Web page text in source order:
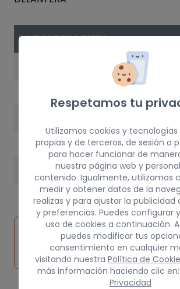
DATOS DE LA PIEZA
2002
15 kg
Inspeccionar
vehículo de
origen
Solicitar
pieza
Respetamos tu
Utilizamos cookies y tecnologías
propias y de terceros, de sesión o
para hacer funcionar de
nuestra página web y
contenido. Igualmente, utilizamos
medir y obtener datos de la
realizas y para ajustar la publicidad
y preferencias. Puedes configurar
uso de cookies a continuación.
puedes modificar tus
consentimiento en cualquier
visitando nuestra Política de
más información haciendo clic en:
Privacidad